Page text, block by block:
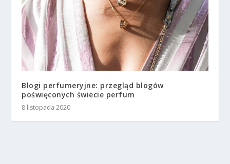
Blogi perfumeryjne: przegląd blogów
poświęconych świecie perfum
8 listopada 2020